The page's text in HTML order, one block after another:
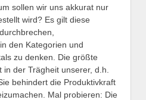
sollen wir uns akkurat nur
wird? Es gilt diese
den Kategorien und
zu denken. Die größte
der Trägheit unserer, d.h.
behindert die Produktivkraft
Mal probieren: Die